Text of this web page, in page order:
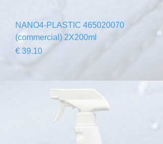
465020070 NANO4-PLASTIC
(commercial) 2X200ml
السعر